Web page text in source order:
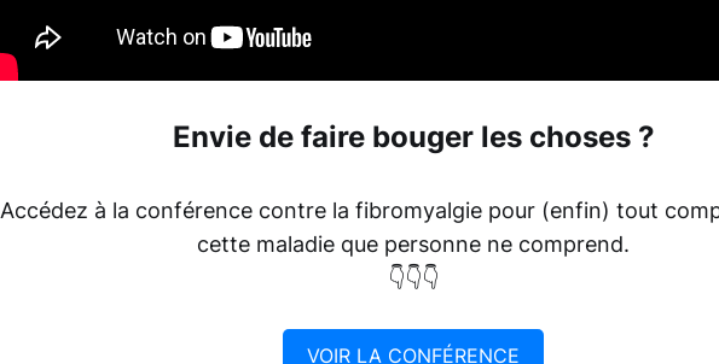
Envie de faire bouger les choses ?
Accédez à la conférence contre la fibromyalgie pour (enfin) tout
cette maladie que personne ne comprend.
👇👇👇
VOIR LA CONFÉRENCE